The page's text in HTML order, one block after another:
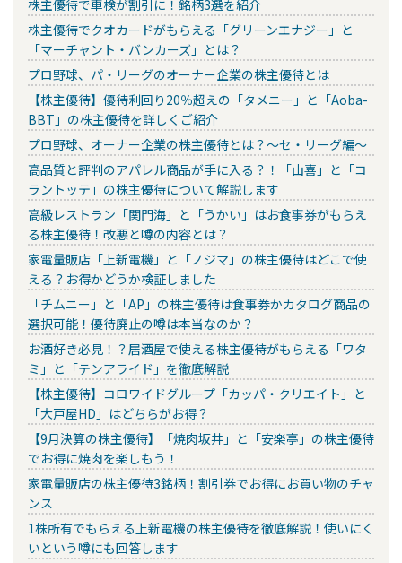
株主優待で車検が割引に！銘柄3選を紹介
株主優待でクオカードがもらえる「グリーンエナジー」と
「マーチャント・バンカーズ」とは？
プロ野球、パ・リーグのオーナー企業の株主優待とは
【株主優待】優待利回り20％超えの「タメニー」と「Aoba-
BBT」の株主優待を詳しくご紹介
プロ野球、オーナー企業の株主優待とは？～セ・リーグ編～
高品質と評判のアパレル商品が手に入る？！「山喜」と「コ
ラントッテ」の株主優待について解説します
高級レストラン「関門海」と「うかい」はお食事券がもらえ
る株主優待！改悪と噂の内容とは？
家電量販店「上新電機」と「ノジマ」の株主優待はどこで使
える？お得かどうか検証しました
「チムニー」と「AP」の株主優待は食事券かカタログ商品の
選択可能！優待廃止の噂は本当なのか？
お酒好き必見！？居酒屋で使える株主優待がもらえる「ワタ
ミ」と「テンアライド」を徹底解説
【株主優待】コロワイドグループ「カッパ・クリエイト」と
「大戸屋HD」はどちらがお得？
【9月決算の株主優待】「焼肉坂井」と「安楽亭」の株主優待
でお得に焼肉を楽しもう！
家電量販店の株主優待3銘柄！割引券でお得にお買い物のチャ
ンス
1株所有でもらえる上新電機の株主優待を徹底解説！使いにく
いという噂にも回答します